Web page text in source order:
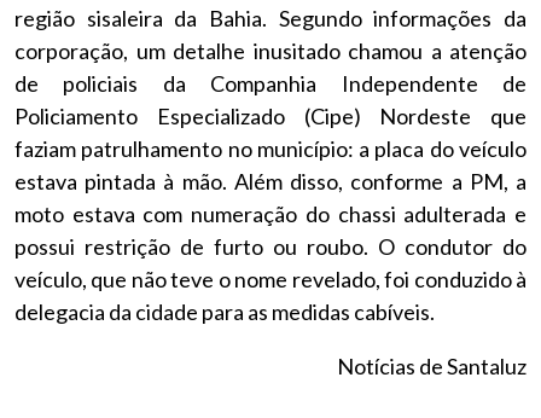
região sisaleira da Bahia. Segundo informações da
corporação, um detalhe inusitado chamou a atenção
de policiais da Companhia Independente de
Policiamento Especializado (Cipe) Nordeste que
faziam patrulhamento no município: a placa do veículo
estava pintada à mão. Além disso, conforme a PM, a
moto estava com numeração do chassi adulterada e
possui restrição de furto ou roubo. O condutor do
veículo, que não teve o nome revelado, foi conduzido à
delegacia da cidade para as medidas cabíveis.
Notícias de Santaluz